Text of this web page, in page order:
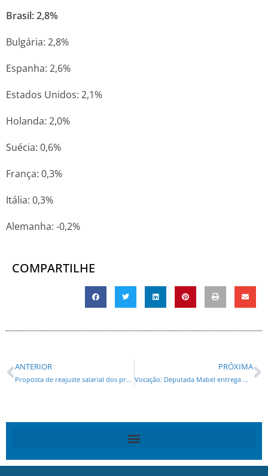
Brasil: 2,8%
Bulgária: 2,8%
Espanha: 2,6%
Estados Unidos: 2,1%
Holanda: 2,0%
Suécia: 0,6%
França: 0,3%
Itália: 0,3%
Alemanha: -0,2%
COMPARTILHE
ANTERIOR
Proposta de reajuste salarial dos professores avança na Assembleia Legislativa
PRÓXIMA
Vocação: Deputada Mabel entrega menção honrosa às irmãs Marizele e Marisa